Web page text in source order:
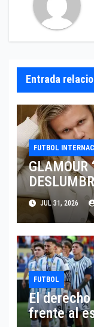
Entrada
FUTBOL
GLAMOUR
SARTORIA
TRAS EL
JUL 31, 2026
FUTBOL
El
frente al